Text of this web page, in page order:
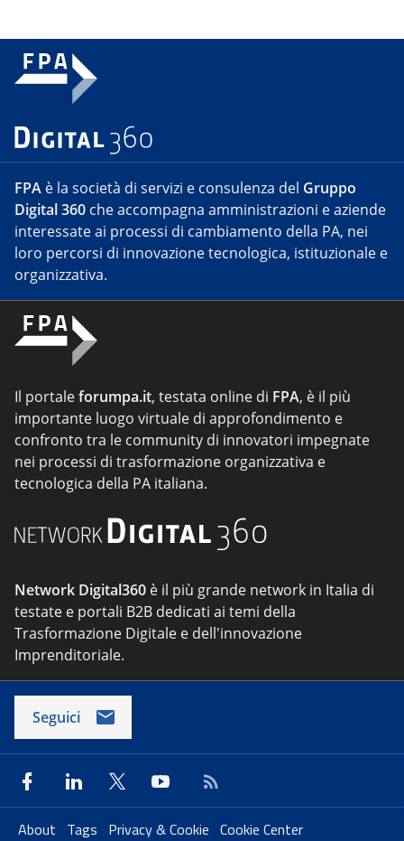
FPA è la società di servizi e consulenza del Gruppo
Digital 360 che accompagna amministrazioni e aziende
interessate ai processi di cambiamento della PA, nei
loro percorsi di innovazione tecnologica, istituzionale e
organizzativa.
Il portaleforumpa.it, testata online di FPA, è il più
importante luogo virtuale di approfondimento e
confronto tra le community di innovatori impegnate
nei processi di trasformazione organizzativa e
tecnologica della PA italiana.
Network Digital360 è il più grande network in Italia di
testate e portali B2B dedicati ai temi della
Trasformazione Digitale e dell'innovazione
Imprenditoriale.
Seguici
About Tags Privacy & Cookie Cookie Center